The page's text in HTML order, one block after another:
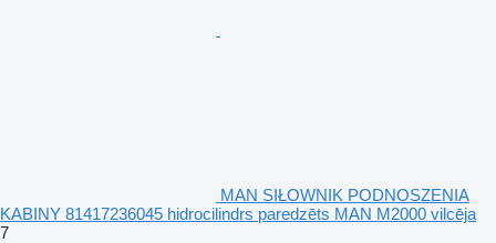
MAN SIŁOWNIK PODNOSZENIA
KABINY 81417236045 hidrocilindrs paredzēts MAN M2000 vilcēja
7